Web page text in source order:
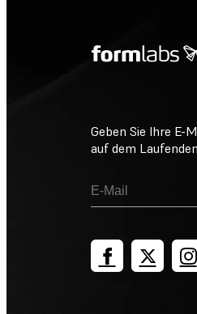
Geben Sie Ihre E-
auf dem